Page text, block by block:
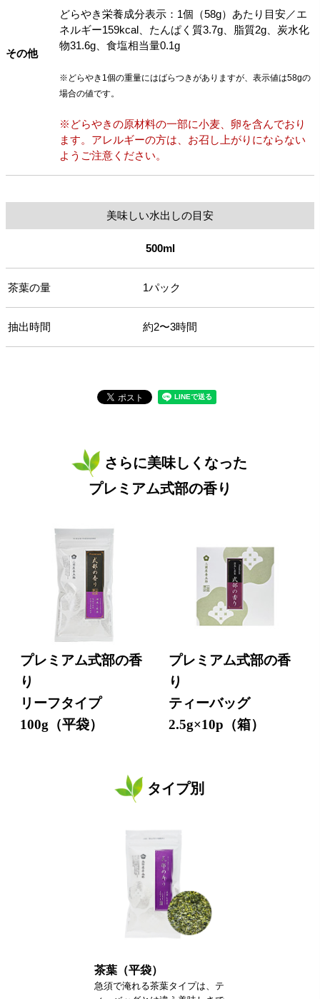
その他
どらやき栄養成分表示：1個（58g）あたり目安／エ
ネルギー159kcal、たんぱく質3.7g、脂質2g、炭水化
物31.6g、食塩相当量0.1g
※どらやき1個の重量にはばらつきがありますが、表示値は58gの
場合の値です。
※どらやきの原材料の一部に小麦、卵を含んでおり
ます。アレルギーの方は、お召し上がりにならない
ようご注意ください。
美味しい水出しの目安
500ml
茶葉の量 1パック
抽出時間 約2〜3時間
さらに美味しくなった
プレミアム式部の香り
プレミアム式部の香
り
リーフタイプ
100g（平袋）
プレミアム式部の香
り
ティーバッグ
2.5g×10p（箱）
タイプ別
茶葉（平袋）
急須で淹れる茶葉タイプは、テ